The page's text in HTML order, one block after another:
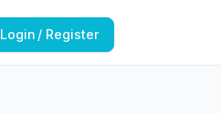
Login / Register